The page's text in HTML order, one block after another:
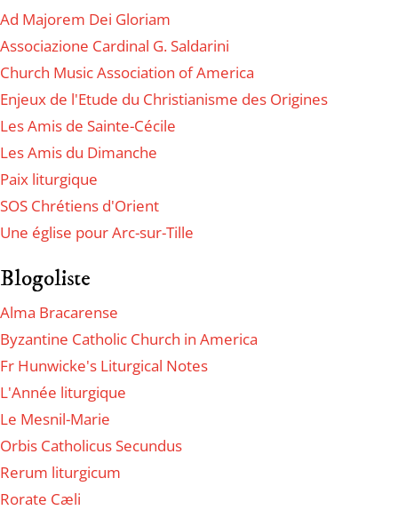
Ad Majorem Dei Gloriam
Associazione Cardinal G. Saldarini
Church Music Association of America
Enjeux de l'Etude du Christianisme des Origines
Les Amis de Sainte-Cécile
Les Amis du Dimanche
Paix liturgique
SOS Chrétiens d'Orient
Une église pour Arc-sur-Tille
Blogoliste
Alma Bracarense
Byzantine Catholic Church in America
Fr Hunwicke's Liturgical Notes
L'Année liturgique
Le Mesnil-Marie
Orbis Catholicus Secundus
Rerum liturgicum
Rorate Cæli